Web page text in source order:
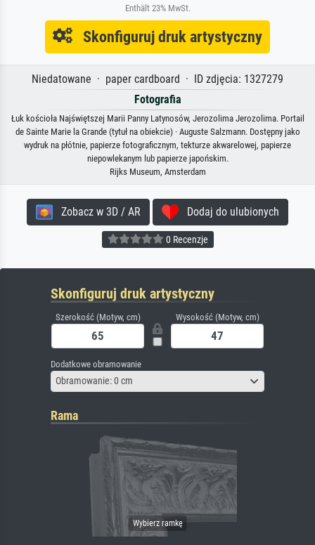
Enthält 23% MwSt.
Skonfiguruj druk artystyczny
Niedatowane · paper cardboard · ID zdjęcia: 1327279
Fotografia
Łuk kościoła Najświętszej Marii Panny Latynosów, Jerozolima Jerozolima. Portail
de Sainte Marie la Grande (tytuł na obiekcie) · Auguste Salzmann. Dostępny jako
wydruk na płótnie, papierze fotograficznym, tekturze akwarelowej, papierze
niepowlekanym lub papierze japońskim.
Rijks Museum, Amsterdam
Zobacz w 3D / AR Dodaj do ulubionych
0 Recenzje
Skonfiguruj druk artystyczny
Szerokość (Motyw, cm) Wysokość (Motyw, cm)
Dodatkowe obramowanie
Obramowanie: 0 cm
Rama